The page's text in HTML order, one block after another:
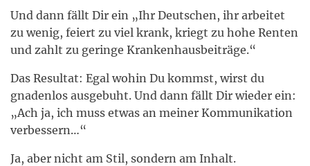
Und dann fällt Dir ein „Ihr Deutschen, ihr arbeitet
zu wenig, feiert zu viel krank, kriegt zu hohe Renten
und zahlt zu geringe Krankenhausbeiträge.“
Das Resultat: Egal wohin Du kommst, wirst du
gnadenlos ausgebuht. Und dann fällt Dir wieder ein:
„Ach ja, ich muss etwas an meiner Kommunikation
verbessern…“
Ja, aber nicht am Stil, sondern am Inhalt.